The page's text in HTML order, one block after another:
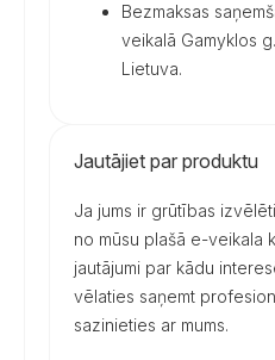
Bezmaksas
veikalā Gamyklos
Lietuva.
Jautājiet par produktu
Ja jums ir grūtības
no mūsu plašā e-veikala
jautājumi par kādu
vēlaties saņemt
sazinieties ar mums.